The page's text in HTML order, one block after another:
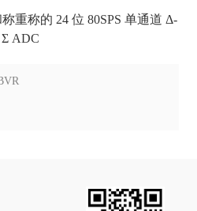
重称的 24 位 80SPS 单通道 Δ-
Σ ADC